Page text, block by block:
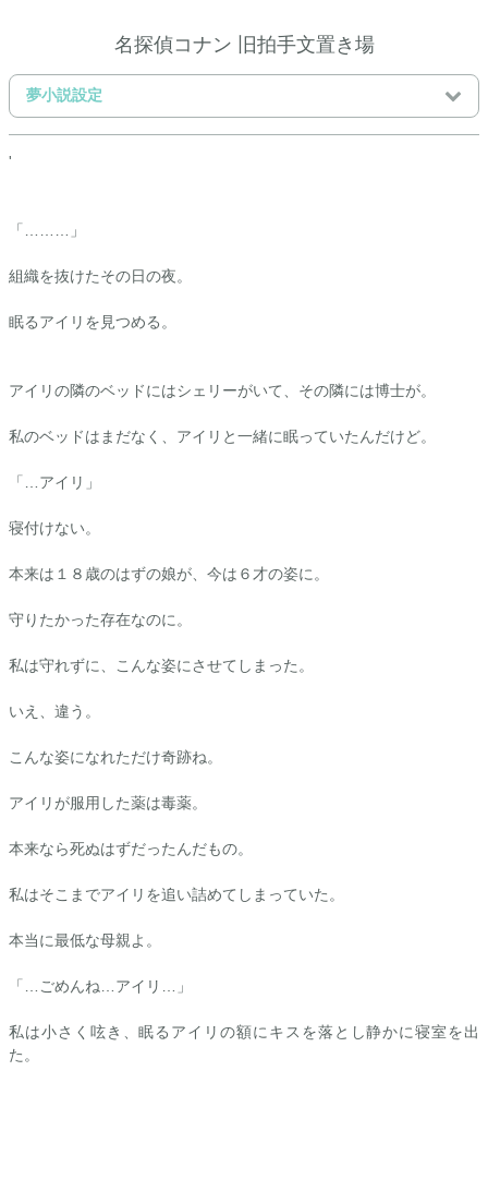
名探偵コナン 旧拍手文置き場
夢小説設定
'
「………」
組織を抜けたその日の夜。
眠るアイリ を見つめる。
アイリの隣のベッドにはシェリーがいて、その隣には博士が。
私のベッドはまだなく、 アイリ と一緒に眠っていたんだけど。
「… アイリ 」
寝付けない。
本来は１８歳のはずの娘が、今は６才の姿に。
守りたかった存在なのに。
私は守れずに、こんな姿にさせてしまった。
いえ、違う。
こんな姿になれただけ奇跡ね。
アイリ が服用した薬は毒薬。
本来なら死ぬはずだったんだもの。
私はそこまでアイリ を追い詰めてしまっていた。
本当に最低な母親よ。
「…ごめんね… アイリ …」
私は小さく呟き、眠る アイリの額にキスを落とし静かに寝室を出
た。